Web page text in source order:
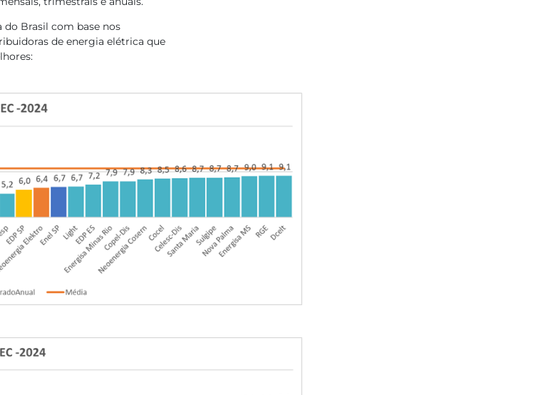
Brasil com base nos
de energia elétrica que